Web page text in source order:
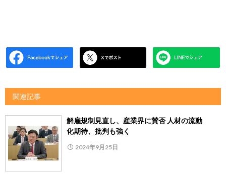
関連記事
解雇規制見直し、産業界に賛否 人材の流動
化期待、批判も強く
2024年9月25日